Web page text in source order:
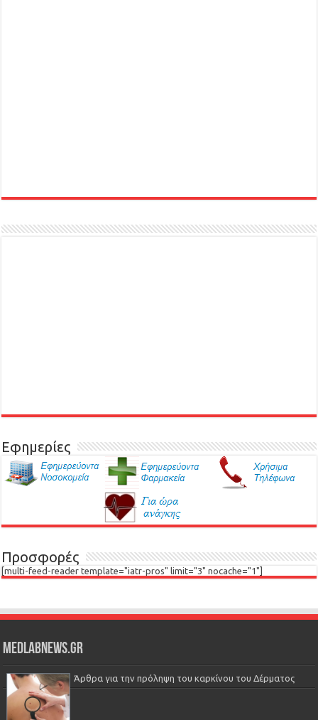
Εφημερίες
Προσφορές
[multi-feed-reader template="iatr-pros" limit="3" nocache="1"]
Medlabnews.gr
Άρθρα για την πρόληψη του καρκίνου του Δέρματος